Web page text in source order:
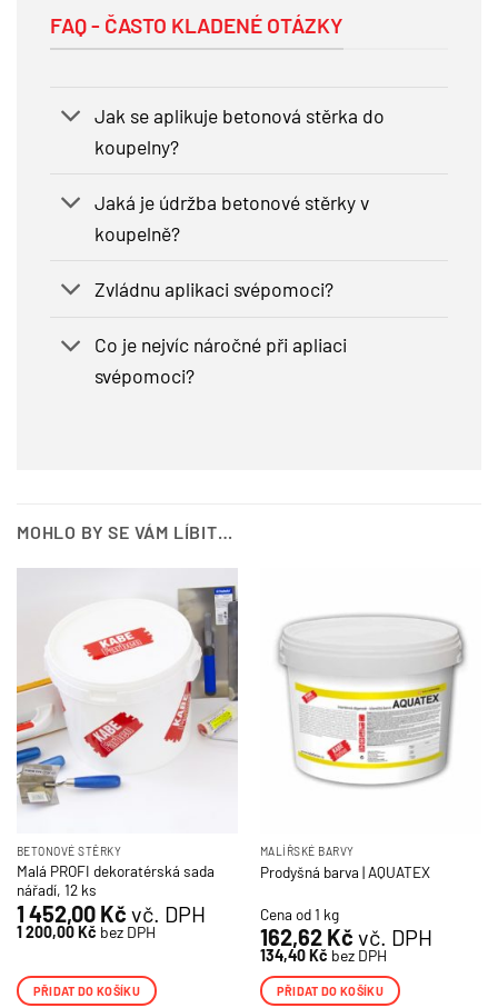
FAQ - ČASTO KLADENÉ OTÁZKY
Jak se aplikuje betonová stěrka do
koupelny?
Jaká je údržba betonové stěrky v
koupelně?
Zvládnu aplikaci svépomoci?
Co je nejvíc náročné při apliaci
svépomoci?
MOHLO BY SE VÁM LÍBIT…
BETONOVÉ STĚRKY
Malá PROFI dekoratérská sada
nářadí, 12 ks
1 452,00 Kč vč. DPH
1 200,00Kč bez DPH
PŘIDAT DO KOŠÍKU
MALÍŘSKÉ BARVY
Prodyšná barva | AQUATEX
Cena od 1 kg
162,62 Kč vč. DPH
134,40Kč bez DPH
PŘIDAT DO KOŠÍKU